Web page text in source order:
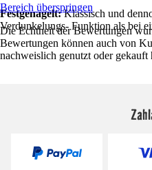
Festgenagelt:Klassisch und
Verdunkelungs- Funktion als bei
Bereich überspringen
Die Echtheit der Bewertungen
Bewertungen können auch von
nachweislich genutzt oder gekauft